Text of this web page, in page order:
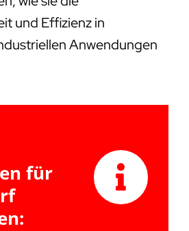
und Effizienz in
Anwendungen
für